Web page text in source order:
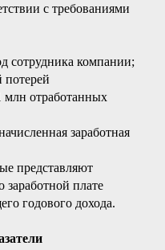
с требованиями
сотрудника компании;
потерей
млн отработанных
заработная
представляют
плате
годового дохода.